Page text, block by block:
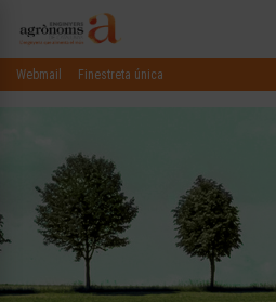
Webmail Finestreta única